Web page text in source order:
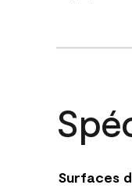
Surfaces